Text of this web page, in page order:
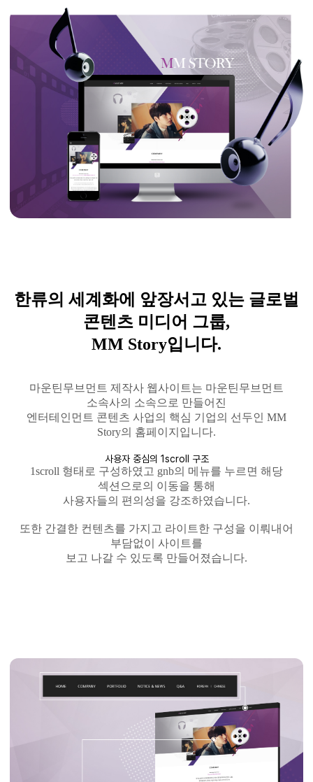
한류의 세계화에 앞장서고 있는 글로벌
콘텐츠 미디어 그룹,
MM Story입니다.
마운틴무브먼트 제작사 웹사이트는 마운틴무브먼트
소속사의 소속으로 만들어진
엔터테인먼트 콘텐츠 사업의 핵심 기업의 선두인 MM
Story의 홈페이지입니다.
사용자 중심의 1scroll 구조
1scroll 형태로 구성하였고 gnb의 메뉴를 누르면 해당
섹션으로의 이동을 통해
사용자들의 편의성을 강조하였습니다.
또한 간결한 컨텐츠를 가지고 라이트한 구성을 이뤄내어
부담없이 사이트를
보고 나갈 수 있도록 만들어졌습니다.